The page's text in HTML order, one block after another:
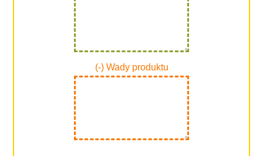
(-) Wady produktu